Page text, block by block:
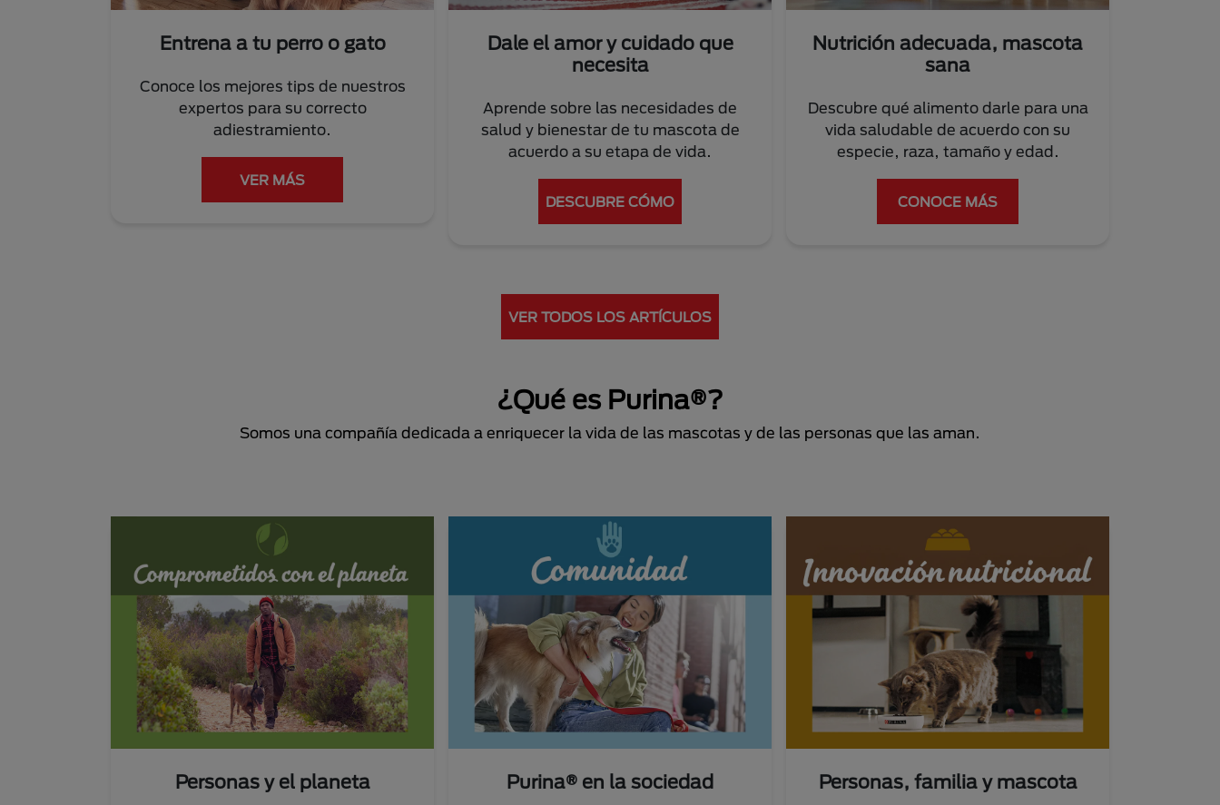
Entrena a tu perro o gato
Conoce los mejores tips de nuestros
expertos para su correcto
adiestramiento.
VER MÁS
Dale el amor y cuidado que
necesita
Aprende sobre las necesidades de
salud y bienestar de tu mascota de
acuerdo a su etapa de vida.
DESCUBRE CÓMO
Nutrición adecuada, mascota
sana
Descubre qué alimento darle para una
vida saludable de acuerdo con su
especie, raza, tamaño y edad.
CONOCE MÁS
VER TODOS LOS ARTÍCULOS
¿Qué es Purina®?
Somos una compañía dedicada a enriquecer la vida de las mascotas y de las personas que las aman.
Personas y el planeta Purina® en la sociedad Personas, familia y mascota